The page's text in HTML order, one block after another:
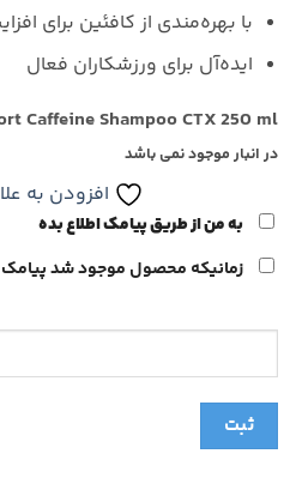
با بهره‌مندی از کافئین برای
ایده‌آل برای ورزشکاران فعال
Caffeine Shampoo CTX 250 ml
در انبار موجود نمی باشد
افزودن به
به من از طریق پیامک اطلاع بده
زمانیکه محصول موجود شد
ثبت